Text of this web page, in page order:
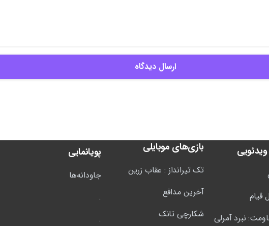
قیام
نبرد آمرلی
بازی‌های موبایلی
تک تیرانداز : عقاب زرین
آخرین مدافع
شکارچی تانک
پویانمایی
جاودانه‌ها
.
.